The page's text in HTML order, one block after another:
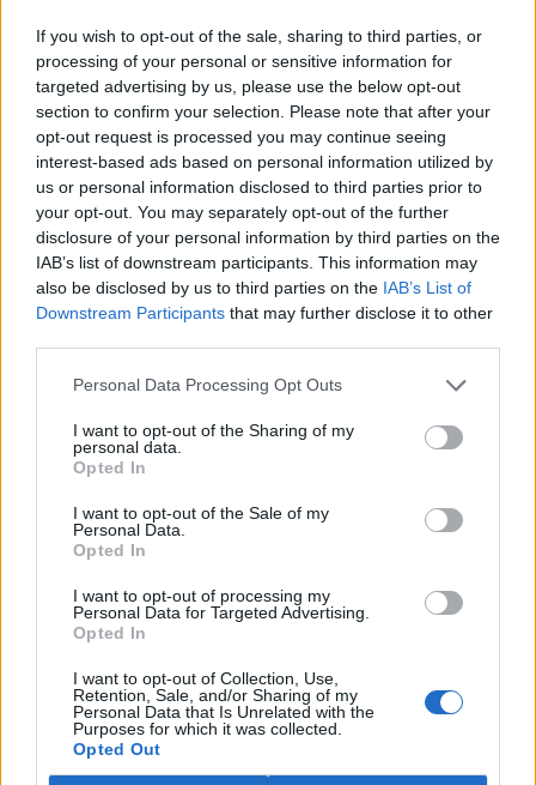
If you wish to opt-out of the sale, sharing to third parties, or
processing of your personal or sensitive information for
targeted advertising by us, please use the below opt-out
section to confirm your selection. Please note that after your
opt-out request is processed you may continue seeing
interest-based ads based on personal information utilized by
us or personal information disclosed to third parties prior to
your opt-out. You may separately opt-out of the further
disclosure of your personal information by third parties on the
IAB’s list of downstream participants. This information may
also be disclosed by us to third parties on the IAB’s List of
Downstream Participants that may further disclose it to other
Personal Data Processing Opt Outs
I want to opt-out of the Sharing of my
personal data.
Opted In
I want to opt-out of the Sale of my
Personal Data.
Opted In
I want to opt-out of processing my
Personal Data for Targeted Advertising.
Opted In
I want to opt-out of Collection, Use,
Retention, Sale, and/or Sharing of my
Personal Data that Is Unrelated with the
Purposes for which it was collected.
Opted Out
"Zatím nevíme, zda se jedná o migrujícího jedince, nebo o
zvíře, které se v Jizerských horách a Krkonoších usadilo
trvale. Doufáme, že nám další informace přinesou snímky z
fotopastí a výsledky genetických analýz - pokud se podaří
najít vzorky trusu," dodal Kutal. Zoologové doufají, že
portrétů predátora bude přibývat a jedinečné skvrny na
srsti umožní spolehlivou identifikaci zvířat. To by pomohlo
upřesnit odhady o početnosti šelem na severu. Podle
nejnovější publikace, která shrnuje dosavadní poznatky o
výskytu velkých šelem v širší oblasti Jizerských hor,
Krkonoš, Górach Stołowych a na Broumovsku, se v letech
2012-13 vyskytovali na tomto území minimálně dva až tři
reklama